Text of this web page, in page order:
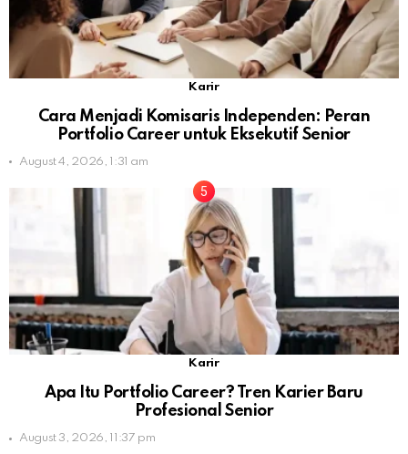
Karir
Cara Menjadi Komisaris Independen: Peran
Portfolio Career untuk Eksekutif Senior
August 4, 2026, 1:31 am
Karir
Apa Itu Portfolio Career? Tren Karier Baru
Profesional Senior
August 3, 2026, 11:37 pm